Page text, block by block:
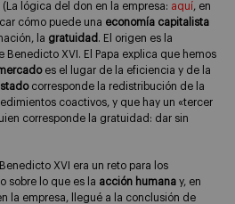
lógica del don en la empresa: aquí, en
cómo puede una economía capitalista
la gratuidad . El origen es la
Benedicto XVI. El Papa explica que hemos
es el lugar de la eficiencia y de la
corresponde la redistribución de la
coactivos, y que hay un «tercer
corresponde la gratuidad: dar sin
XVI era un reto para los
sobre lo que es la acción humana y, en
la empresa, llegué a la conclusión de